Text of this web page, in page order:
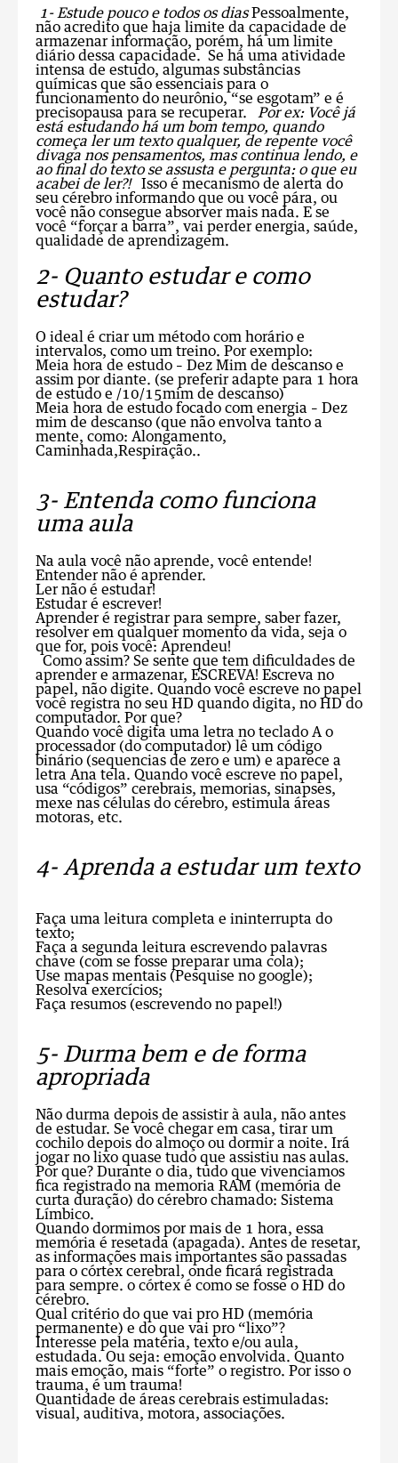
1- Estude pouco e todos os diasPessoalmente,
não acredito que haja limite da capacidade de
armazenar informação, porém, há um limite
diário dessa capacidade. Se há uma atividade
intensa de estudo, algumas substâncias
químicas que são essenciais para o
funcionamento do neurônio, “se esgotam” e é
precisopausa para se recuperar.
Por ex:Você já
está estudandohá um bom tempo, quando
começa ler um texto qualquer, de repente você
divaga nos pensamentos, mas continua lendo, e
ao final dotexto se assusta e pergunta: o que eu
acabei de ler?!Isso é mecanismo de alerta do
seu cérebro informando que ou você pára, ou
você não consegue absorver mais nada. E se
você “forçar a barra”, vai perder energia, saúde,
qualidade de aprendizagem.
2- Quanto estudar e como
estudar?
O ideal é criar um método com horário e
intervalos, como um treino. Por exemplo:
Meia hora de estudo – Dez Mim de descanso e
assim por diante. (se preferir adapte para 1 hora
de estudo e /10/15mim de descanso)
Meia hora de estudo focado com energia – Dez
mim de descanso (que não envolva tanto a
mente, como: Alongamento,
Caminhada,Respiração..
3- Entenda como funciona
uma aula
Na aula você não aprende, você entende!
Entender não é aprender.
Ler não é estudar!
Estudar é escrever!
Aprender é registrar para sempre, saber fazer,
resolver em qualquer momento da vida, seja o
que for, pois você: Aprendeu!
Como assim? Se sente que tem dificuldades de
aprender e armazenar, ESCREVA! Escreva no
papel, não digite. Quando você escreve no papel
você registra no seu HD quando digita, no HD do
computador. Por que?
Quando você digita uma letra no teclado A o
processador (do computador) lê um código
binário (sequencias de zero e um) e aparece a
letra Ana tela. Quando você escreve no papel,
usa “códigos” cerebrais, memorias, sinapses,
mexe nas células do cérebro, estimula áreas
motoras, etc.
4- Aprenda a estudar um texto
Faça uma leitura completa e ininterrupta do
texto;
Faça a segunda leitura escrevendo palavras
chave (com se fosse preparar uma cola);
Use mapas mentais (Pesquise no google);
Resolva exercícios;
Faça resumos (escrevendo no papel!)
5- Durma bem e de forma
apropriada
Não durma depois de assistir à aula, não antes
de estudar. Se você chegar em casa, tirar um
cochilo depois do almoço ou dormir a noite. Irá
jogar no lixo quase tudo que assistiu nas aulas.
Por que? Durante o dia, tudo que vivenciamos
fica registrado na memoria RAM (memória de
curta duração) do cérebro chamado: Sistema
Límbico.
Quando dormimos por mais de 1 hora, essa
memória é resetada (apagada). Antes de resetar,
as informações mais importantes são passadas
para o córtex cerebral, onde ficará registrada
para sempre. o córtex é como se fosse o HD do
cérebro.
Qual critério do que vai pro HD (memória
permanente) e do que vai pro “lixo”?
Interesse pela matéria, texto e/ou aula,
estudada. Ou seja: emoção envolvida. Quanto
mais emoção, mais “forte” o registro. Por isso o
trauma, é um trauma!
Quantidade de áreas cerebrais estimuladas:
visual, auditiva, motora, associações.